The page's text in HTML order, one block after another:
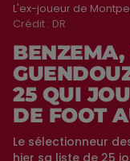
L'ex-joueur de
Crédit : DR
BENZEMA,
25 QUI
DE FOOT
Le sélectionneur